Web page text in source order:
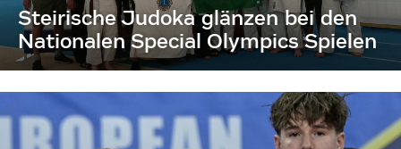
Steirische Judoka glänzen bei den
Nationalen Special Olympics Spielen